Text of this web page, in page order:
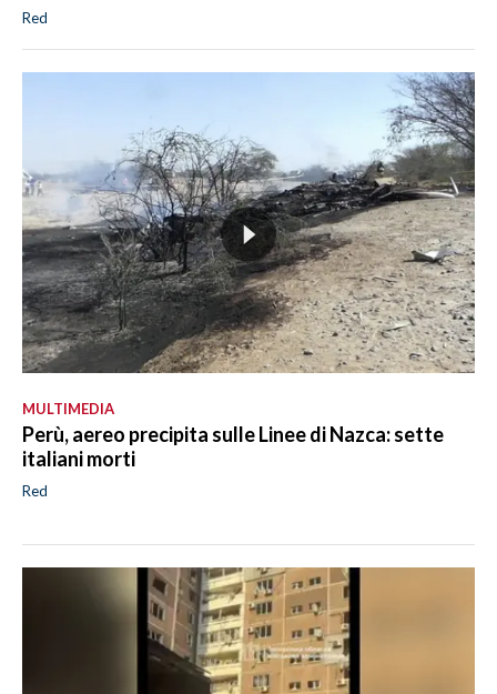
Red
MULTIMEDIA
Perù, aereo precipita sulle Linee di Nazca: sette
italiani morti
Red